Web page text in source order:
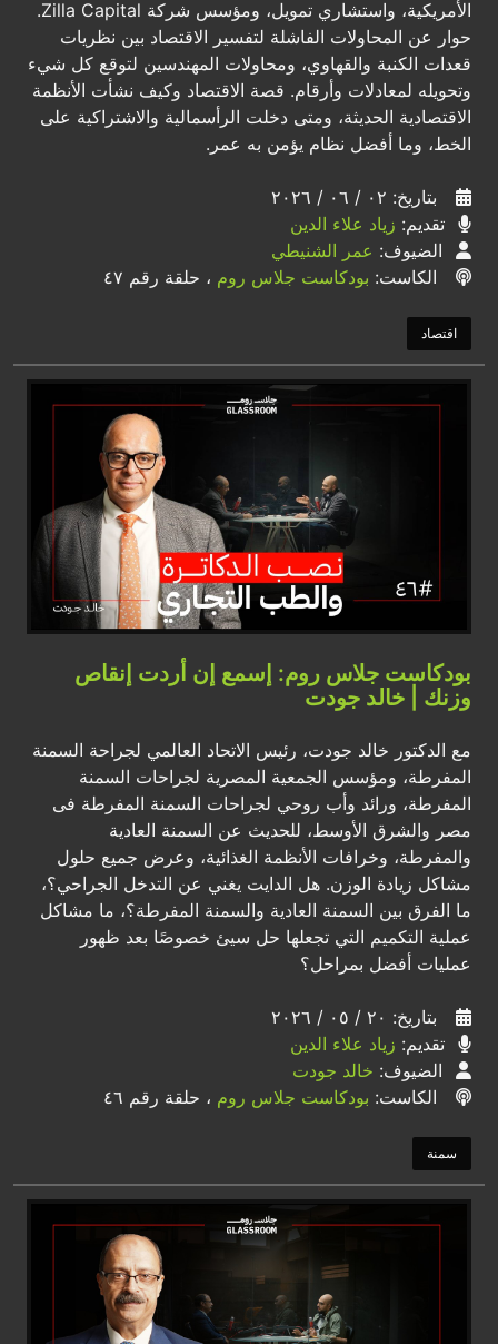
الأمريكية، واستشاري تمويل، ومؤسس شركة Zilla Capital.
حوار عن المحاولات الفاشلة لتفسير الاقتصاد بين نظريات
قعدات الكنبة والقهاوي، ومحاولات المهندسين لتوقع كل شيء
وتحويله لمعادلات وأرقام. قصة الاقتصاد وكيف نشأت الأنظمة
الاقتصادية الحديثة، ومتى دخلت الرأسمالية والاشتراكية على
الخط، وما أفضل نظام يؤمن به عمر.
بتاريخ: ٠٢ / ٠٦ / ٢٠٢٦
تقديم: زياد علاء الدين
الضيوف: عمر الشنيطي
الكاست: بودكاست جلاس روم ، حلقة رقم ٤٧
اقتصاد
بودكاست جلاس روم: إسمع إن أردت إنقاص
وزنك | خالد جودت
مع الدكتور خالد جودت، رئيس الاتحاد العالمي لجراحة السمنة
المفرطة، ومؤسس الجمعية المصرية لجراحات السمنة
المفرطة، ورائد وأب روحي لجراحات السمنة المفرطة فى
مصر والشرق الأوسط، للحديث عن السمنة العادية
والمفرطة، وخرافات الأنظمة الغذائية، وعرض جميع حلول
مشاكل زيادة الوزن. هل الدايت يغني عن التدخل الجراحي؟،
ما الفرق بين السمنة العادية والسمنة المفرطة؟، ما مشاكل
عملية التكميم التي تجعلها حل سيئ خصوصًا بعد ظهور
عمليات أفضل بمراحل؟
بتاريخ: ٢٠ / ٠٥ / ٢٠٢٦
تقديم: زياد علاء الدين
الضيوف: خالد جودت
الكاست: بودكاست جلاس روم ، حلقة رقم ٤٦
سمنة